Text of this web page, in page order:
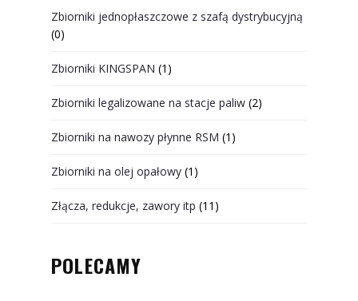
Zbiorniki jednopłaszczowe z szafą dystrybucyjną
(0)
Zbiorniki KINGSPAN (1)
Zbiorniki legalizowane na stacje paliw (2)
Zbiorniki na nawozy płynne RSM (1)
Zbiorniki na olej opałowy (1)
Złącza, redukcje, zawory itp (11)
POLECAMY